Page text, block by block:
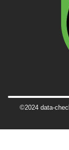
©2024 data-